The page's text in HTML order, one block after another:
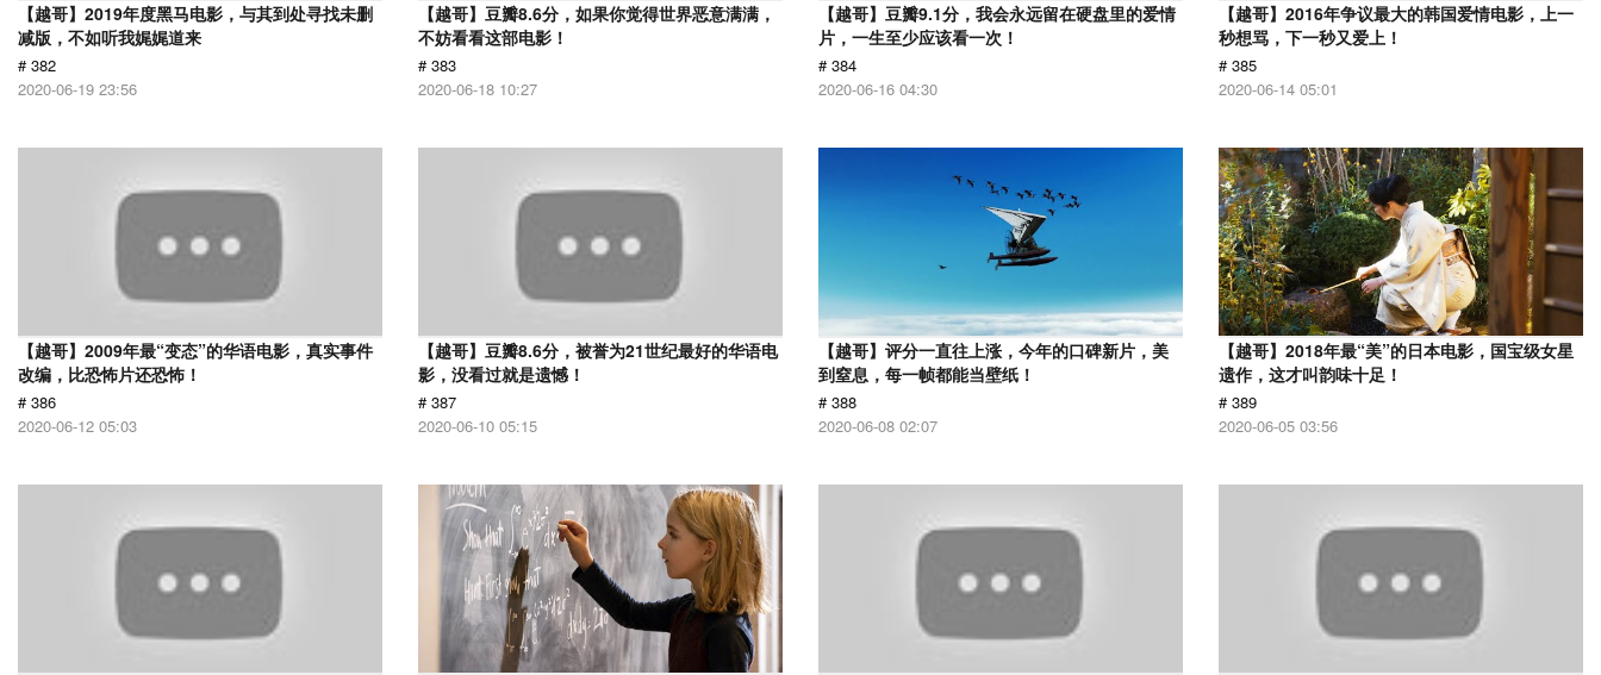
【越哥】2019年度黑马电影，与其到处寻找未删
减版，不如听我娓娓道来
# 382
2020-06-19 23:56
【越哥】豆瓣8.6分，如果你觉得世界恶意满满，
不妨看看这部电影！
# 383
2020-06-18 10:27
【越哥】豆瓣9.1分，我会永远留在硬盘里的爱情
片，一生至少应该看一次！
# 384
2020-06-16 04:30
【越哥】2016年争议最大的韩国爱情电影，上一
秒想骂，下一秒又爱上！
# 385
2020-06-14 05:01
【越哥】2009年最“变态”的华语电影，真实事件
改编，比恐怖片还恐怖！
# 386
2020-06-12 05:03
【越哥】豆瓣8.6分，被誉为21世纪最好的华语电
影，没看过就是遗憾！
# 387
2020-06-10 05:15
【越哥】评分一直往上涨，今年的口碑新片，美
到窒息，每一帧都能当壁纸！
# 388
2020-06-08 02:07
【越哥】2018年最“美”的日本电影，国宝级女星
遗作，这才叫韵味十足！
# 389
2020-06-05 03:56